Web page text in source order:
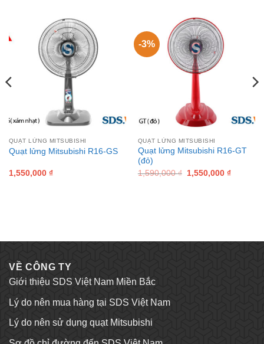
QUẠT LỬNG MITSUBISHI
Quạt lửng Mitsubishi R16-GS
1,550,000 ₫
-3%
QUẠT LỬNG MITSUBISHI
Quạt lửng Mitsubishi R16-GT
(đỏ)
1,590,000₫
Original
1,550,000 ₫Current
VỀ CÔNG TY
Giới thiệu SDS Việt Nam Miền Bắc
Lý do nên mua hàng tại SDS Việt Nam
Lý do nên sử dụng quạt Mitsubishi